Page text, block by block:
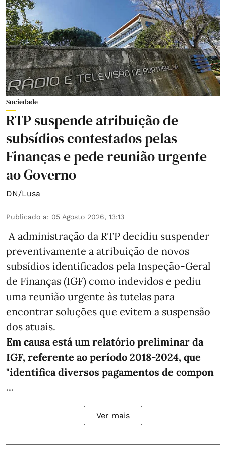
Sociedade
RTP suspende atribuição de
subsídios contestados pelas
Finanças e pede reunião urgente
ao Governo
DN/Lusa
Publicado a: 05 Agosto 2026, 13:13
A administração da RTP decidiu suspender
preventivamente a atribuição de novos
subsídios identificados pela Inspeção-Geral
de Finanças (IGF) como indevidos e pediu
uma reunião urgente às tutelas para
encontrar soluções que evitem a suspensão
dos atuais.
Em causa está um relatório preliminar da
IGF, referente ao período 2018-2024, que
"identifica diversos pagamentos de compon
...
Ver mais